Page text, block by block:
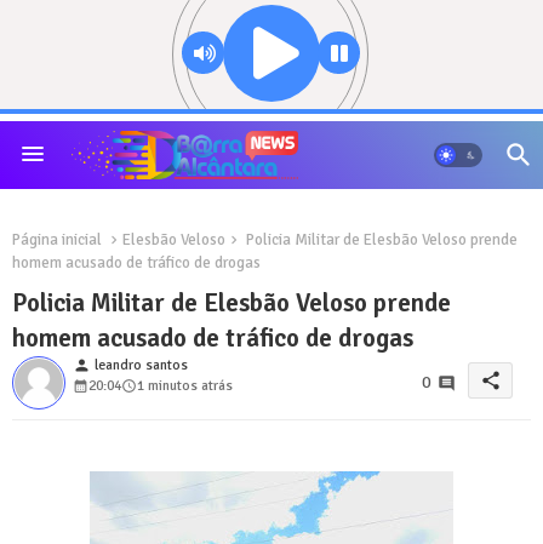
Página inicial Elesbão Veloso
Policia Militar de Elesbão Veloso prende
homem acusado de tráfico de drogas
Policia Militar de Elesbão Veloso prende
homem acusado de tráfico de drogas
person leandro santos
20:04
1 minutos atrás 0 share